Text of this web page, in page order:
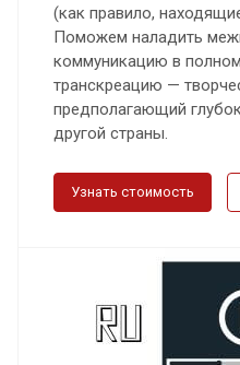
(как правило,
Поможем наладить
коммуникацию в
транскреацию —
предполагающий
другой страны.
Узнать стоимость